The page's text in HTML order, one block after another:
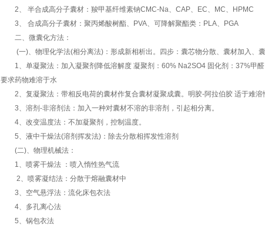
2、 半合成高分子囊材：羧甲基纤维素钠CMC-Na、CAP、EC、MC、HPMC
3、 合成高分子囊材：聚丙烯酸树酯、PVA、可降解聚酯类：PLA、PGA
二、微囊化方法：
(一)、物理化学法(相分离法)：形成新相析出。四步：囊芯物分散、囊材加入、
1、单凝聚法：加入凝聚剂降低溶解度 凝聚剂：60% Na2SO4 固化剂：37%甲醛
要求药物难溶于水
2、复凝聚法：带相反电荷的囊材作复合囊材凝聚成囊。明胶-阿拉伯胶 适于难溶
3、溶剂-非溶剂法：加入一种对囊材不溶的非溶剂，引起相分离。
4、改变温度法：不加凝聚剂，控制温度。
5、液中干燥法(溶剂挥发法)：除去分散相挥发性溶剂
(二)、物理机械法：
1、喷雾干燥法 ：喷入惰性热气流
2、喷雾凝结法：分散于熔融囊材中
3、空气悬浮法：流化床包衣法
4、多孔离心法
5、锅包衣法